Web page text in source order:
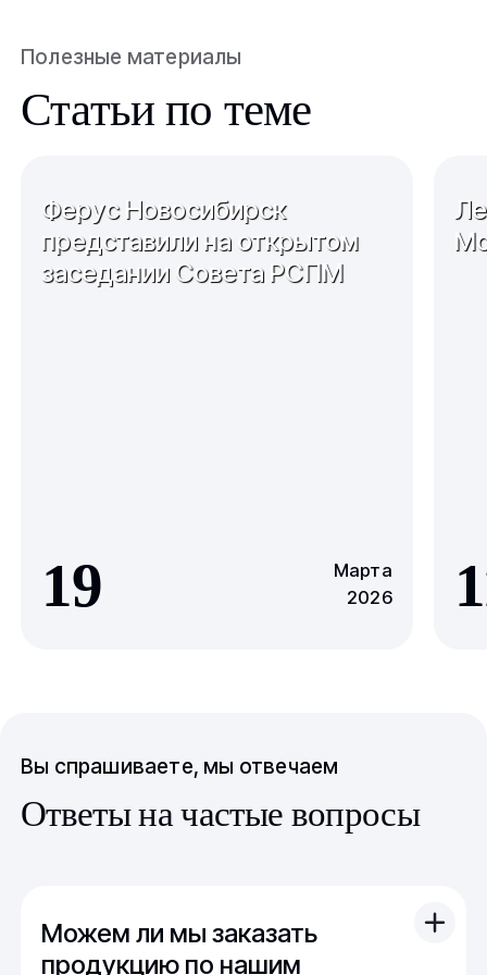
Полезные материалы
Статьи по теме
Ферус Новосибирск
представили на открытом
заседании Совета РСПМ
19
Марта
2026
Вы спрашиваете, мы отвечаем
Ответы на частые вопросы
Можем ли мы заказать
продукцию по нашим